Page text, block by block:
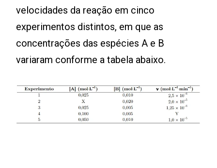
velocidades da reação em cinco
experimentos distintos, em que as
concentrações das espécies A e B
variaram conforme a tabela abaixo.